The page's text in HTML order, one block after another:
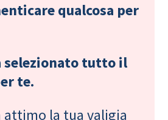
qualcosa per
selezionato tutto il
te.
attimo la tua valigia